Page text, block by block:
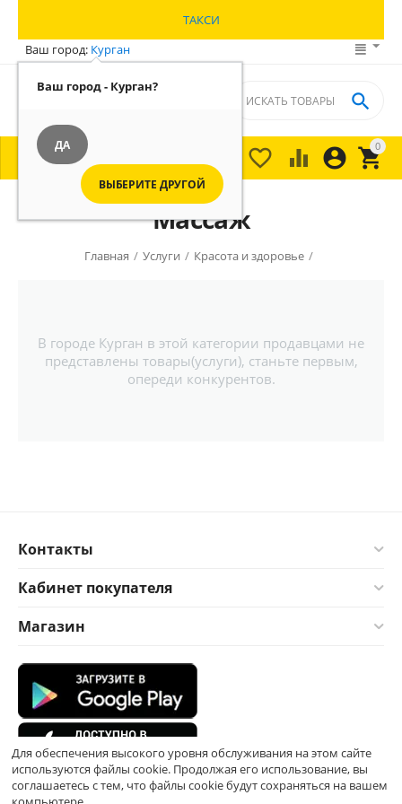
ТАКСИ
Ваш город: Курган
Ваш город - Курган?
ДА
ВЫБЕРИТЕ ДРУГОЙ
0


 

 МЕНЮ
Массаж
Главная / Услуги / Красота и здоровье /
В городе Курган в этой категории продавцами не
представлены товары(услуги), станьте первым,
опереди конкурентов.
Контакты
Кабинет покупателя
Магазин
Для обеспечения высокого уровня обслуживания на этом сайте
используются файлы cookie. Продолжая его использование, вы
соглашаетесь с тем, что файлы cookie будут сохраняться на вашем